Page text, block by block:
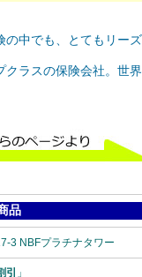
の中でも、とてもリー
ラスの保険会社。世界
品
3 NBFプラチナタワー
引
」